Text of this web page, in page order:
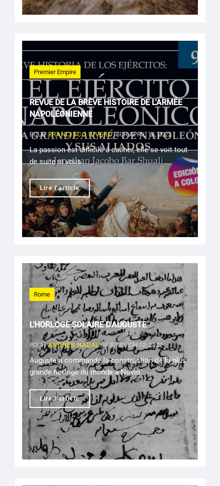
Premier Empire
REVUE DE LA BRÈVE HISTOIRE DE L'ARMÉE
NAPOLÉONIENNE
POUR FRANCISCO RIVEROSUR APRIL 14, 2022
La passion est difficile à cacher, elle se voit tout
de suite si vous...
Lire l'article
Rome
L'HORLOGE SOLAIRE D'AUGUSTE
POUR ANDRÉS NADALSUR MARCH 12, 2022
Auguste a commandé la construction de la plus
grande horloge du monde à Novio...
Lire l'article